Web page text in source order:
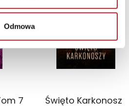
Odmowa
7 Święto Karkonoszy